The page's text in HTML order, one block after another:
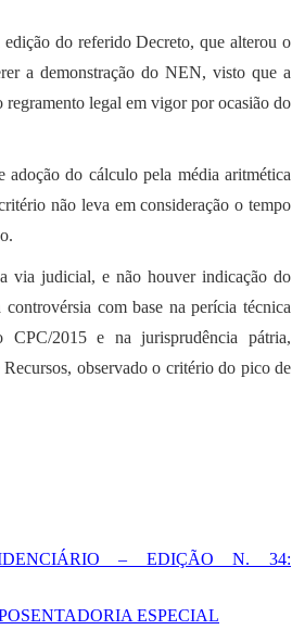
do referido Decreto, que alterou o
a demonstração do NEN, visto que a
legal em vigor por ocasião do
adoção do cálculo pela média aritmética
não leva em consideração o tempo
via judicial, e não houver indicação do
com base na perícia técnica
2015 e na jurisprudência pátria,
observado o critério do pico de
– EDIÇÃO N. 34:
ESPECIAL